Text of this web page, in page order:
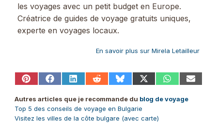
les voyages avec un petit budget en Europe.
Créatrice de guides de voyage gratuits uniques,
experte en voyages locaux.
En savoir plus sur Mirela Letailleur
Share
Pinterest
Share
Facebook
Share
LinkedIn
Share
Reddit
Share
Bluesky
Share
X
(Twitter)
Share
WhatsApp
Share
Autres articles que je recommande du blog de voyage
Top 5 des conseils de voyage en Bulgarie
Visitez les villes de la côte bulgare (avec carte)